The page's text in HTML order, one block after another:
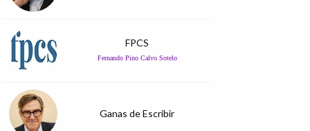
FPCS
Fernando Pino Calvo Sotelo
Ganas de Escribir